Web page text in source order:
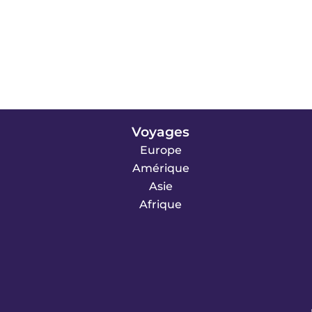
Voyages
Europe
Amérique
Asie
Afrique